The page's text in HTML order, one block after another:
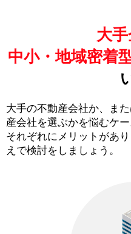
大
中小・地域密着
大手の不動産会社か、ま
産会社を選ぶかを悩むケ
それぞれにメリットがあ
えで検討をしましょう。